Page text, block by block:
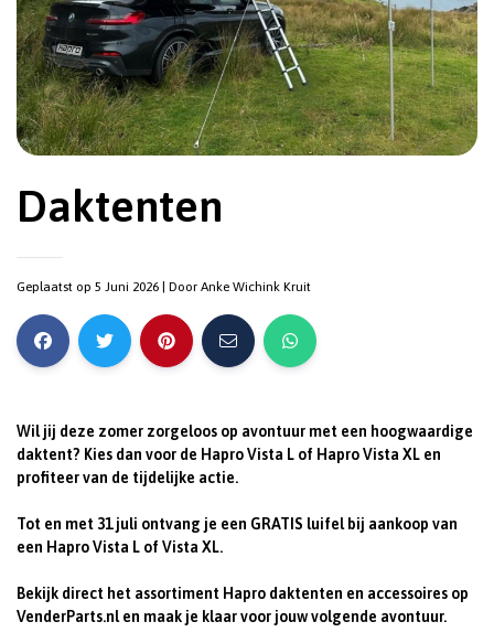
Daktenten
Geplaatst op 5 Juni 2026 | Door Anke Wichink Kruit
Wil jij deze zomer zorgeloos op avontuur met een hoogwaardige
daktent? Kies dan voor de Hapro Vista L of Hapro Vista XL en
profiteer van de tijdelijke actie.
Tot en met 31 juli ontvang je een GRATIS luifel bij aankoop van
een Hapro Vista L of Vista XL.
Bekijk direct het assortiment Hapro daktenten en accessoires op
VenderParts.nl en maak je klaar voor jouw volgende avontuur.